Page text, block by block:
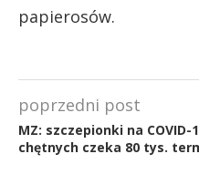
papierosów.
poprzedni post
MZ: szczepionki na COVID-
chętnych czeka 80 tys.